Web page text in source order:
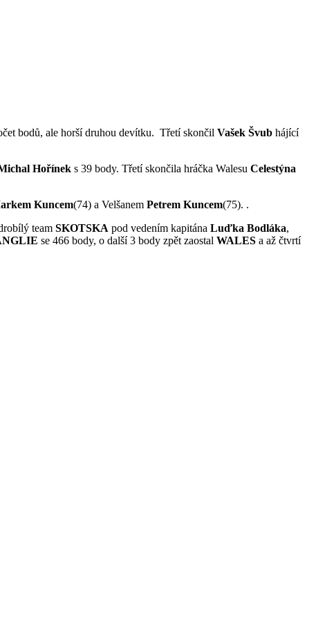
bodů, ale horší druhou devítku. Třetí skončil Vašek Švub hájící
Hořínek s 39 body. Třetí skončila hráčka Walesu Celestýna
Kuncem(74) a Velšanem Petrem Kuncem(75). .
team SKOTSKA pod vedením kapitána Luďka Bodláka,
se 466 body, o další 3 body zpět zaostal WALES a až čtvrtí